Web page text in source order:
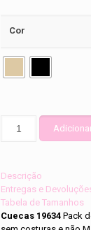
Cor
unds
Cuecas
19634
Descrição
Entregas e
Tabela de Tamanhos
Cuecas 19634 Pack